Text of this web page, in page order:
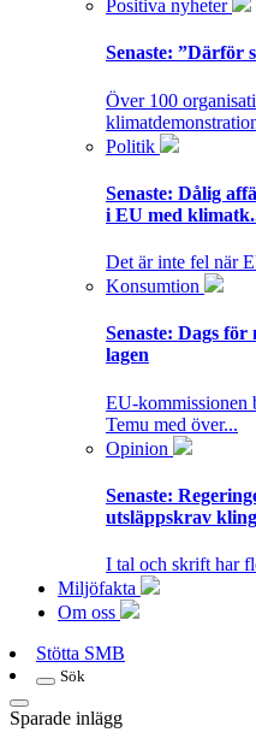
Positiva nyheter
Senaste: ”Därför
Över 100
Politik
Senaste: Dålig
i EU med
Det är inte fel när
Konsumtion
Senaste: Dags för
lagen
EU-kommissionen
Temu med över...
Opinion
Senaste:
utsläppskrav
I tal och skrift har
Miljöfakta
Om oss
Stötta SMB
Sök
Sparade inlägg